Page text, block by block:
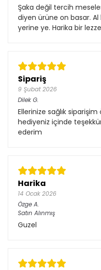
Şaka değil tercih
diyen ürüne on basar.
yerine ye. Harika bir
Sipariş
9 Şubat 2026
DilekG.
Ellerinize sağlık
hediyeniz içinde
ederim
Harika
14 Ocak 2026
Özge A.
Satın Alınmış
Guzel